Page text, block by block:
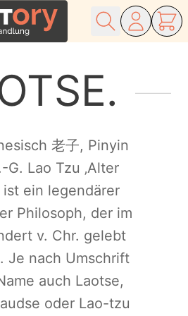
老子, Pinyin
G. Lao Tzu ‚Alter
ist ein legendärer
Philosoph, der im
v. Chr. gelebt
Je nach Umschrift
auch Laotse,
oder Lao-tzu